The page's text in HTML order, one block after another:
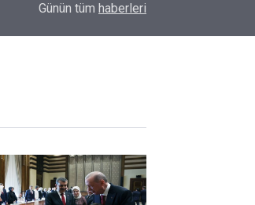
Madrigal, Perşembe Günü KAFUM’da Sahne
Günün tüm haberleri